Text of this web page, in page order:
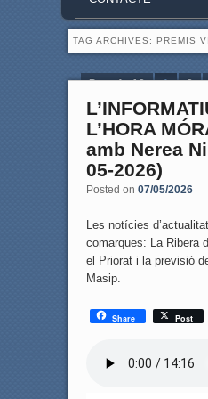
TAG ARCHIVES: PREMIS
Page 1 of 3 1 2
L’HORA
amb Nerea
05-2026)
Posted on 07/05/2026
Les notícies
comarques: La Ribera
el Priorat i la previsió
Masip.
Share Post